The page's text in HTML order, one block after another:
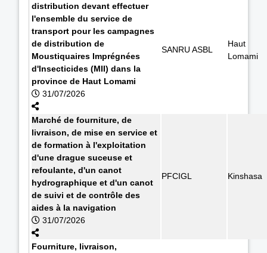
distribution devant effectuer
l'ensemble du service de
transport pour les campagnes
de distribution de
Moustiquaires Imprégnées
d'Insecticides (MII) dans la
province de Haut Lomami
31/07/2026
SANRU ASBL
Haut
Lomami
Marché de fourniture, de
livraison, de mise en service et
de formation à l'exploitation
d'une drague suceuse et
refoulante, d'un canot
hydrographique et d'un canot
de suivi et de contrôle des
aides à la navigation
31/07/2026
PFCIGL Kinshasa
Fourniture, livraison,